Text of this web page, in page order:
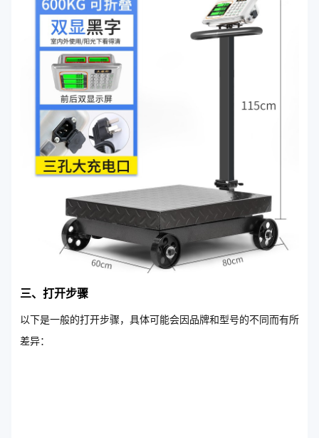
三、打开步骤
以下是一般的打开步骤，具体可能会因品牌和型号的不同而有所
差异：